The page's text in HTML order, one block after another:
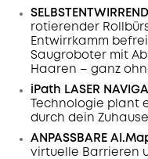
rotierender
Entwirrkamm
Saugroboter mit
Haaren – ganz
iPath LASER
Technologie plant
durch dein
ANPASSBARE
virtuelle Barrieren